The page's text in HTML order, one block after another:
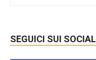
SEGUICI SUI SOCIAL